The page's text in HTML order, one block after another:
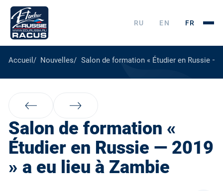
RU EN FR
Accueil Nouvelles Salon de formation « Étudier en Russie —
Salon de formation «
Étudier en Russie — 2019
» a eu lieu à Zambie